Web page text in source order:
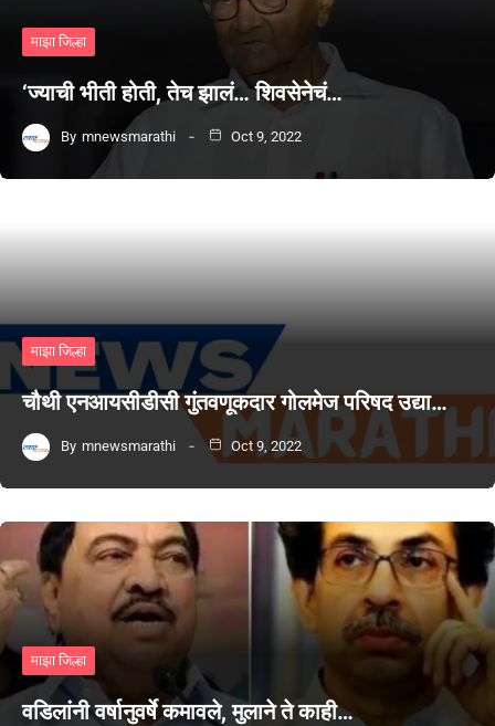
माझा जिल्हा
‘ज्याची भीती होती, तेच झालं… शिवसेनेचं…
By mnewsmarathi Oct 9, 2022
माझा जिल्हा
चौथी एनआयसीडीसी गुंतवणूकदार गोलमेज परिषद उद्या…
By mnewsmarathi Oct 9, 2022
माझा जिल्हा
वडिलांनी वर्षानुवर्षे कमावले, मुलाने ते काही…